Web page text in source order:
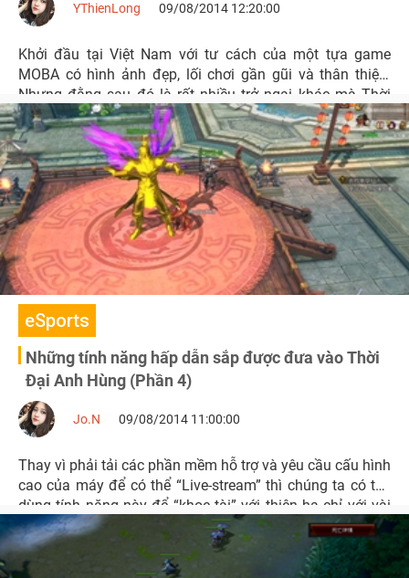
YThienLong 09/08/2014 12:20:00
Khởi đầu tại Việt Nam với tư cách của một tựa game
MOBA có hình ảnh đẹp, lối chơi gần gũi và thân thiện.
Nhưng đằng sau đó là rất nhiều trở ngại khác mà Thời
Đại Anh Hùng đang để lộ ra trước mắt người chơi.
eSports
Những tính năng hấp dẫn sắp được đưa vào Thời
Đại Anh Hùng (Phần 4)
Jo.N 09/08/2014 11:00:00
Thay vì phải tải các phần mềm hỗ trợ và yêu cầu cấu hình
cao của máy để có thể “Live-stream” thì chúng ta có thể
dùng tính năng này để “khoe tài” với thiên hạ chỉ với vài
bước vô cùng đơn giản và hiệu quả